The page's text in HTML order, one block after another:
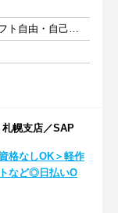
週2日以上 1日4時間以上 シフト自由・自己申告
幌支店／SAP
格なしOK＞軽作
など◎日払いO